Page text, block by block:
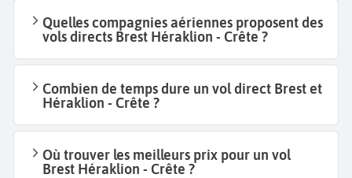
Quelles compagnies aériennes proposent des
vols directs Brest Héraklion - Crête ?
Combien de temps dure un vol direct Brest et
Héraklion - Crête ?
Où trouver les meilleurs prix pour un vol
Brest Héraklion - Crête ?